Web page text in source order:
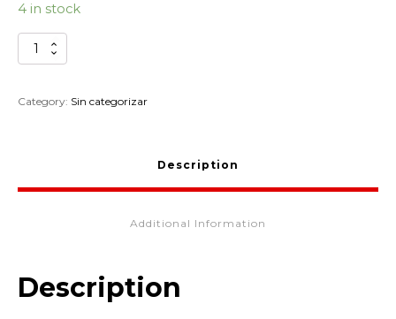
4 in stock
PASTILLA
REGLAJE
PIAGGIO
Category: Sin categorizar
Description
Additional Information
Description